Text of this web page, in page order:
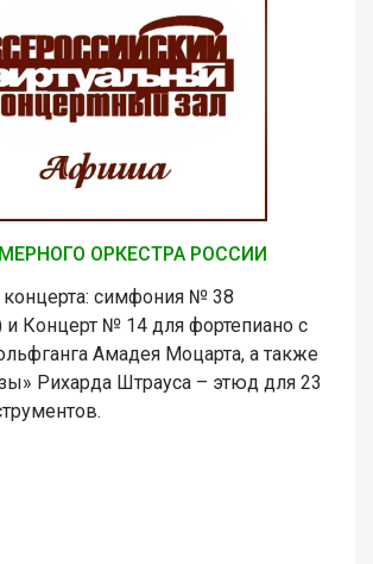
ОРКЕСТРА РОССИИ
симфония № 38
и Концерт № 14 для фортепиано с
Амадея Моцарта, а также
Рихарда Штрауса – этюд для 23